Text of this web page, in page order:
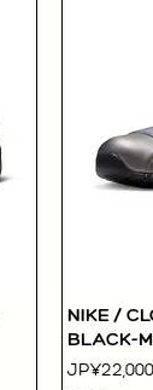
NIKE /
BLACK-
價格
JP¥22,000